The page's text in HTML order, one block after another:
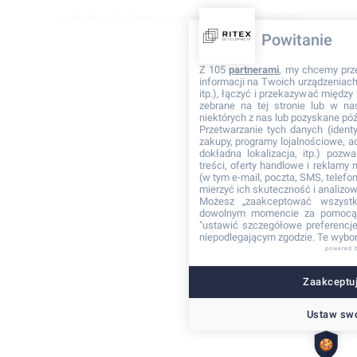
Powitanie
Z 105partnerami, my chcemy
informacji na Twoich
itp.), łączyć i przekazywać
zebrane na tej stronie lub w
niektórych z nas lub pozyskane
Przetwarzanie tych danych
zakupy, programy lojalnościowe,
dokładna lokalizacja, itp.)
treści, oferty handlowe i reklamy
(w tym e-mail, poczta, SMS,
mierzyć ich skuteczność i
Możesz „zaakceptować
dowolnym momencie za
"ustawić szczegółowe
niepodlegającym zgodzie. Te
powered
Ustaw